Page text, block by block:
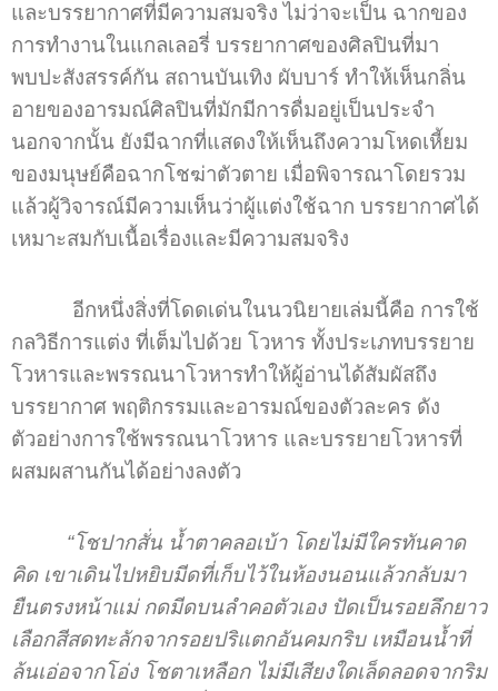
และบรรยากาศที่มีความสมจริง ไม่ว่าจะเป็น ฉากของ
การทำงานในแกลเลอรี่ บรรยากาศของศิลปินที่มา
พบปะสังสรรค์กัน สถานบันเทิง ผับบาร์ ทำให้เห็นกลิ่น
อายของอารมณ์ศิลปินที่มักมีการดื่มอยู่เป็นประจำ
นอกจากนั้น ยังมีฉากที่แสดงให้เห็นถึงความโหดเหี้ยม
ของมนุษย์คือฉากโชฆ่าตัวตาย เมื่อพิจารณาโดยรวม
แล้วผู้วิจารณ์มีความเห็นว่าผู้แต่งใช้ฉาก บรรยากาศได้
เหมาะสมกับเนื้อเรื่องและมีความสมจริง
อีกหนึ่งสิ่งที่โดดเด่นในนวนิยายเล่มนี้คือ การใช้
กลวิธีการแต่ง ที่เต็มไปด้วย โวหาร ทั้งประเภทบรรยาย
โวหารและพรรณนาโวหารทำให้ผู้อ่านได้สัมผัสถึง
บรรยากาศ พฤติกรรมและอารมณ์ของตัวละคร ดัง
ตัวอย่างการใช้พรรณนาโวหาร และบรรยายโวหารที่
ผสมผสานกันได้อย่างลงตัว
“โชปากสั่น น้ำตาคลอเบ้า โดยไม่มีใครทันคาด
คิด เขาเดินไปหยิบมีดที่เก็บไว้ในห้องนอนแล้วกลับมา
ยืนตรงหน้าแม่ กดมีดบนลำคอตัวเอง ปัดเป็นรอยลึกยาว
เลือกสีสดทะลักจากรอยปริแตกอันคมกริบ เหมือนน้ำที่
ล้นเอ่อจากโอ่ง โชตาเหลือก ไม่มีเสียงใดเล็ดลอดจากริม